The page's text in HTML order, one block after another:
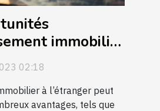
immobilier
02:18
à l’étranger peut
avantages, tels que